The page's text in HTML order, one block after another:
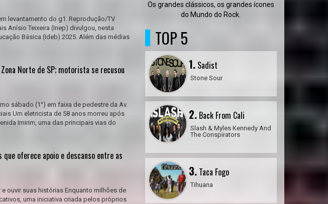
levantamento do g1. Reprodução/TV
Anísio Teixeira (Inep) divulgou, nesta
Básica (Ideb) 2025. Além das médias
Norte de SP; motorista se recusou
sábado (1°) em faixa de pedestre da Av.
Um eletricista de 58 anos morreu após
Imirim, uma das principais vias do
oferece apoio e descanso entre as
ouvir suas histórias Enquanto milhões de
uma iniciativa criada pelos próprios
Os grandes clássicos, os grandes ícones
do Mundo do Rock.
TOP 5
1.Sadist
Stone Sour
2.Back From Cali
Slash & Myles Kennedy And
The Conspirators
3.Taca Fogo
Tihuana